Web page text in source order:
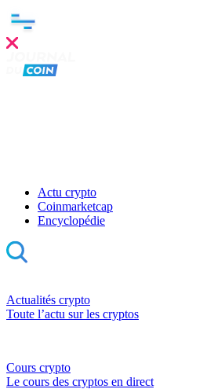
Actu crypto
Coinmarketcap
Encyclopédie
Actualités crypto
Toute l’actu sur les cryptos
Cours crypto
Le cours des cryptos en direct